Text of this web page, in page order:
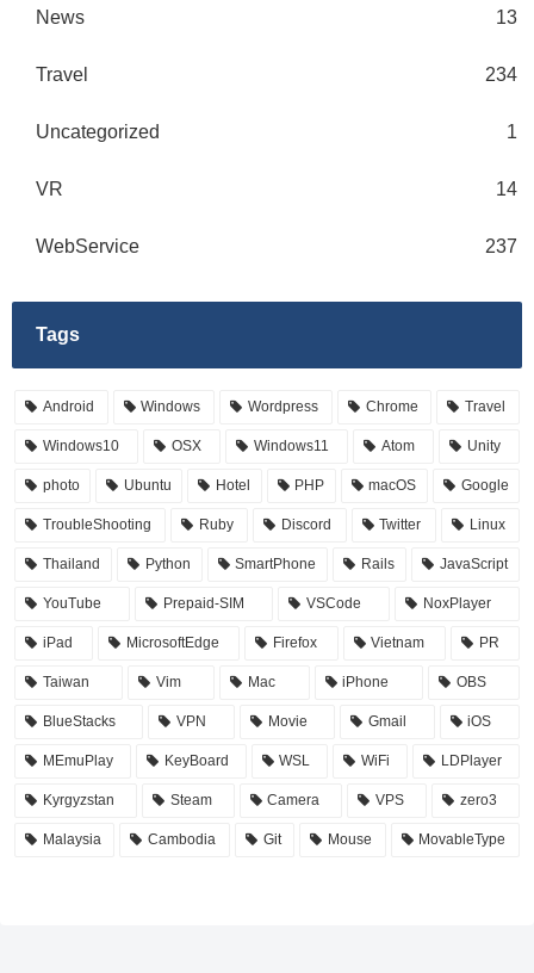
News 13
Travel 234
Uncategorized 1
VR 14
WebService 237
Tags
Android Windows Wordpress Chrome Travel
Windows10 OSX Windows11 Atom Unity
photo Ubuntu Hotel PHP macOS Google
TroubleShooting Ruby Discord Twitter Linux
Thailand Python SmartPhone Rails JavaScript
YouTube Prepaid-SIM VSCode NoxPlayer
iPad MicrosoftEdge Firefox Vietnam PR
Taiwan Vim Mac iPhone OBS
BlueStacks VPN Movie Gmail iOS
MEmuPlay KeyBoard WSL WiFi LDPlayer
Kyrgyzstan Steam Camera VPS zero3
Malaysia Cambodia Git Mouse MovableType